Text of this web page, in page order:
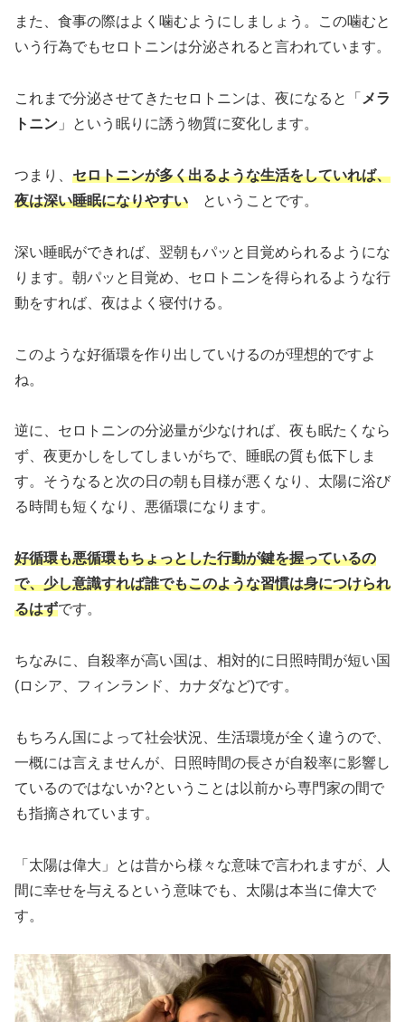
また、食事の際はよく噛むようにしましょう。この噛むと
いう行為でもセロトニンは分泌されると言われています。
これまで分泌させてきたセロトニンは、夜になると「 メラ
トニン 」という眠りに誘う物質に変化します。
つまり、 セロトニンが多く出るような生活をしていれば、
夜は深い睡眠になりやすい ということです。
深い睡眠ができれば、翌朝もパッと目覚められるようにな
ります。朝パッと目覚め、セロトニンを得られるような行
動をすれば、夜はよく寝付ける。
このような好循環を作り出していけるのが理想的ですよ
ね。
逆に、セロトニンの分泌量が少なければ、夜も眠たくなら
ず、夜更かしをしてしまいがちで、睡眠の質も低下しま
す。そうなると次の日の朝も目様が悪くなり、太陽に浴び
る時間も短くなり、悪循環になります。
好循環も悪循環もちょっとした行動が鍵を握っているの
で、少し意識すれば誰でもこのような習慣は身につけられ
るはずです。
ちなみに、自殺率が高い国は、相対的に日照時間が短い国
(ロシア、フィンランド、カナダなど)です。
もちろん国によって社会状況、生活環境が全く違うので、
一概には言えませんが、日照時間の長さが自殺率に影響し
ているのではないか?ということは以前から専門家の間で
も指摘されています。
「太陽は偉大」とは昔から様々な意味で言われますが、人
間に幸せを与えるという意味でも、太陽は本当に偉大で
す。